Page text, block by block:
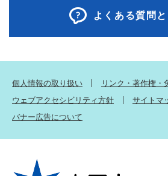
よくある質問
個人情報の取り扱い
リンク・著作権・
ウェブアクセシビリティ方針
サイトマ
バナー広告について